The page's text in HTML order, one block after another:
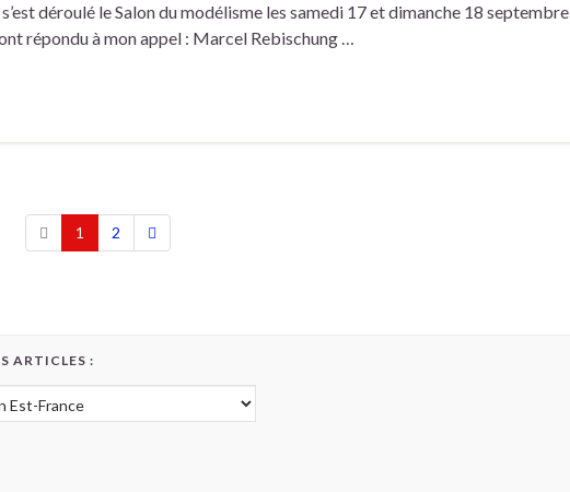
déroulé le Salon du modélisme les samedi 17 et dimanche 18 septembre
répondu à mon appel : Marcel Rebischung …
1 2
ARTICLES :
articles :